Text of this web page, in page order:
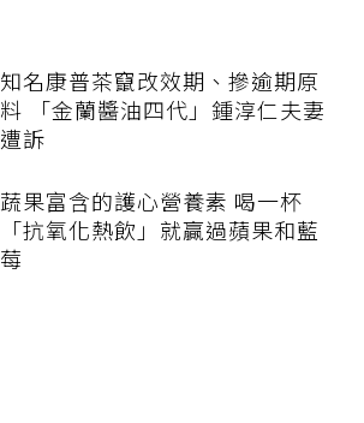
知名康普茶竄改效期、摻逾期原
料 「金蘭醬油四代」鍾淳仁夫妻
遭訴
蔬果富含的護心營養素 喝一杯
「抗氧化熱飲」就贏過蘋果和藍
莓